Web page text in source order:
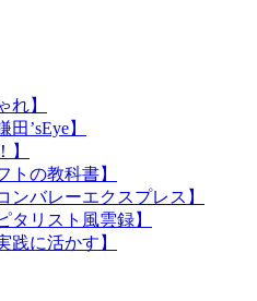
れ】
’sEye】
】
トの教科書】
ンバレーエクスプレス】
タリスト風雲録】
践に活かす】